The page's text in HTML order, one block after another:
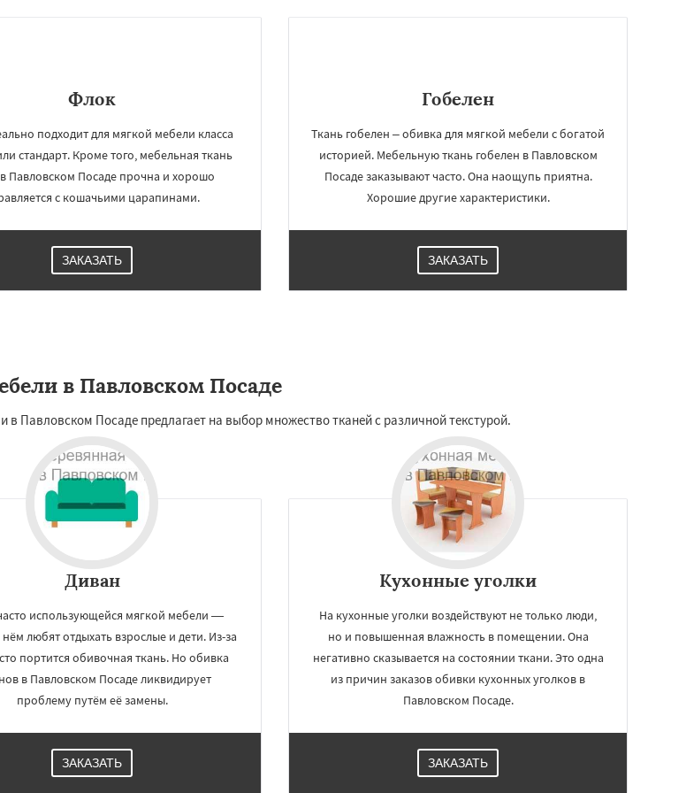
Флок
подходит для мягкой мебели класса
стандарт. Кроме того, мебельная ткань
Павловском Посаде прочна и хорошо
с кошачьими царапинами.
ЗАКАЗАТЬ
Гобелен
Ткань гобелен – обивка для мягкой мебели с богатой
историей. Мебельную ткань гобелен в Павловском
Посаде заказывают часто. Она наощупь приятна.
Хорошие другие характеристики.
ЗАКАЗАТЬ
в Павловском Посаде
Павловском Посаде предлагает на выбор множество тканей с различной текстурой.
Диван
использующейся мягкой мебели —
любят отдыхать взрослые и дети. Из-за
портится обивочная ткань. Но обивка
в Павловском Посаде ликвидирует
проблему путём её замены.
ЗАКАЗАТЬ
Кухонные уголки
На кухонные уголки воздействуют не только люди,
но и повышенная влажность в помещении. Она
негативно сказывается на состоянии ткани. Это одна
из причин заказов обивки кухонных уголков в
Павловском Посаде.
ЗАКАЗАТЬ